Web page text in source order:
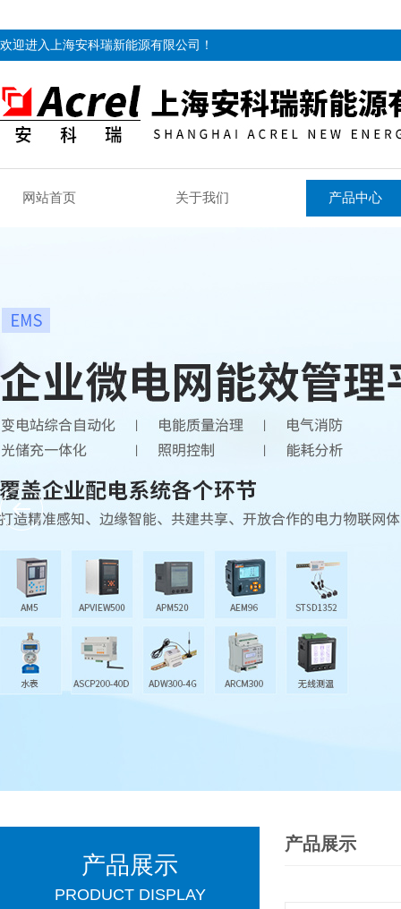
欢迎进入上海安科瑞新能源有限公司！
网站首页 关于我们 产品中心
产品展示
PRODUCT DISPLAY
产品展示